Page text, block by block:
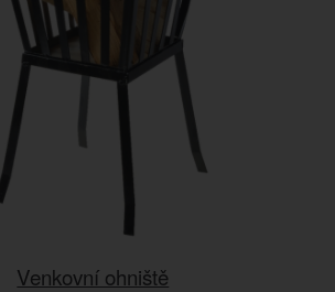
Venkovní ohniště